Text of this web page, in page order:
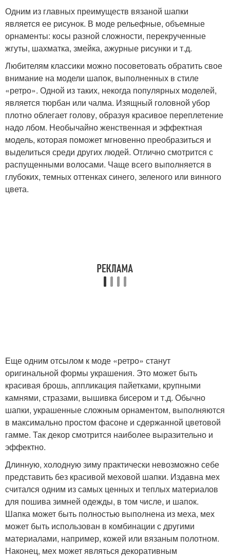
Одним из главных преимуществ вязаной шапки
является ее рисунок. В моде рельефные, объемные
орнаменты: косы разной сложности, перекрученные
жгуты, шахматка, змейка, ажурные рисунки и т.д.
Любителям классики можно посоветовать обратить свое
внимание на модели шапок, выполненных в стиле
«ретро». Одной из таких, некогда популярных моделей,
является тюрбан или чалма. Изящный головной убор
плотно облегает голову, образуя красивое переплетение
надо лбом. Необычайно женственная и эффектная
модель, которая поможет мгновенно преобразиться и
выделиться среди других людей. Отлично смотрится с
распущенными волосами. Чаще всего выполняется в
глубоких, темных оттенках синего, зеленого или винного
цвета.
Еще одним отсылом к моде «ретро» станут
оригинальной формы украшения. Это может быть
красивая брошь, аппликация пайетками, крупными
камнями, стразами, вышивка бисером и т.д. Обычно
шапки, украшенные сложным орнаментом, выполняются
в максимально простом фасоне и сдержанной цветовой
гамме. Так декор смотрится наиболее выразительно и
эффектно.
Длинную, холодную зиму практически невозможно себе
представить без красивой меховой шапки. Издавна мех
считался одним из самых ценных и теплых материалов
для пошива зимней одежды, в том числе, и шапок.
Шапка может быть полностью выполнена из меха, мех
может быть использован в комбинации с другими
материалами, например, кожей или вязаным полотном.
Наконец, мех может являться декоративным